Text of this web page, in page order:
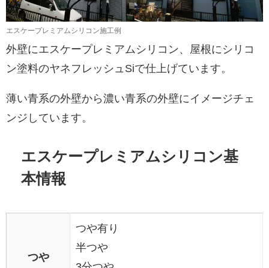
エスケープレミアムシリコン施工例
外壁にエスケープレミアムシリコン、屋根にシリコ
ン塗料のヤネフレッシュSiで仕上げています。
薄い青系の外壁から濃い青系の外壁にイメージチェ
ンジしています。
エスケープレミアムシリコン基
本情報
つや
つや有り
半つや